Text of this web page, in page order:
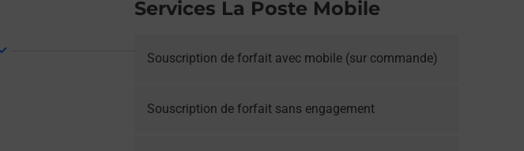
Services La Poste Mobile
Souscription de forfait avec mobile (sur commande)
Souscription de forfait sans engagement